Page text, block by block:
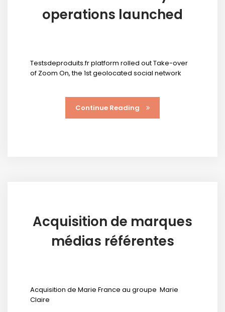
operations launched
Testsdeproduits.fr platform rolled out Take-over
of Zoom On, the 1st geolocated social network
Continue Reading
Acquisition de marques
médias référentes
Acquisition de Marie France au groupe Marie
Claire